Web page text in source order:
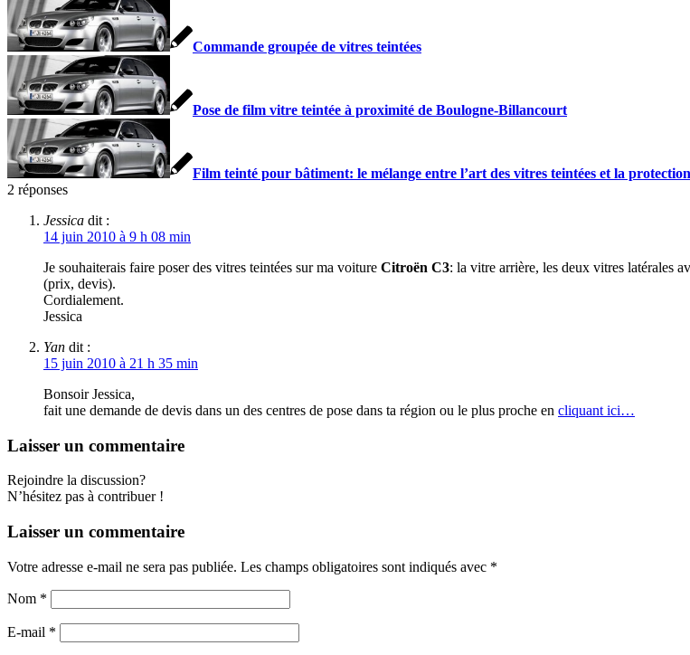
Commande groupée de vitres teintées
Pose de film vitre teintée à proximité de Boulogne-Billancourt
Film teinté pour bâtiment: le mélange entre l’art des vitres teintées et la
2 réponses
Jessica dit :
14 juin 2010 à 9 h 08 min
Je souhaiterais faire poser des vitres teintées sur ma voiture Citroën C3: la vitre arrière, les deux vitres latérales
(prix, devis).
Cordialement.
Jessica
Yan dit :
15 juin 2010 à 21 h 35 min
Bonsoir Jessica,
fait une demande de devis dans un des centres de pose dans ta région ou le plus proche en cliquant ici…
Laisser un commentaire
Rejoindre la discussion?
N’hésitez pas à contribuer !
Laisser un commentaire
Votre adresse e-mail ne sera pas publiée. Les champs obligatoires sont indiqués avec *
Nom *
E-mail *